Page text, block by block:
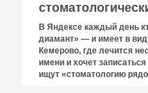
В Яндексе каждый день
диамант» — и имеет в
Кемерово, где лечится
имени и хочет
ищут «стоматологию